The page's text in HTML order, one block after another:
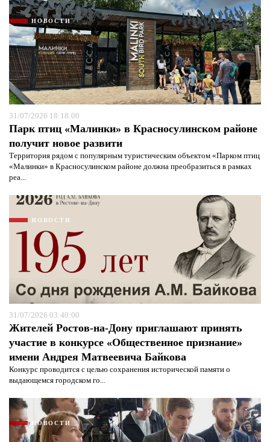
НОВОСТИ
31/07/2026 18:18:00
Парк птиц «Малинки» в Красносулинском районе
получит новое развити
Территория рядом с популярным туристическим объектом «Парком птиц
«Малинки» в Красносулинском районе должна преобразиться в рамках
реа...
НОВОСТИ
31/07/2026 03:40:00
Жителей Ростов-на-Дону приглашают принять
участие в конкурсе «Общественное признание»
имени Андрея Матвеевича Байкова
Конкурс проводится с целью сохранения исторической памяти о
выдающемся городском го...
НОВОСТИ
Я согласен с
политикой конфиденциальности и
Я согласен сполитикой конфиденциальности и
защиты информации*